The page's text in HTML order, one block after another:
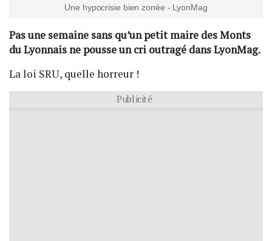
Une hypocrisie bien zonée - LyonMag
Pas une semaine sans qu’un petit maire des Monts
du Lyonnais ne pousse un cri outragé dans LyonMag.
La loi SRU, quelle horreur !
Publicité